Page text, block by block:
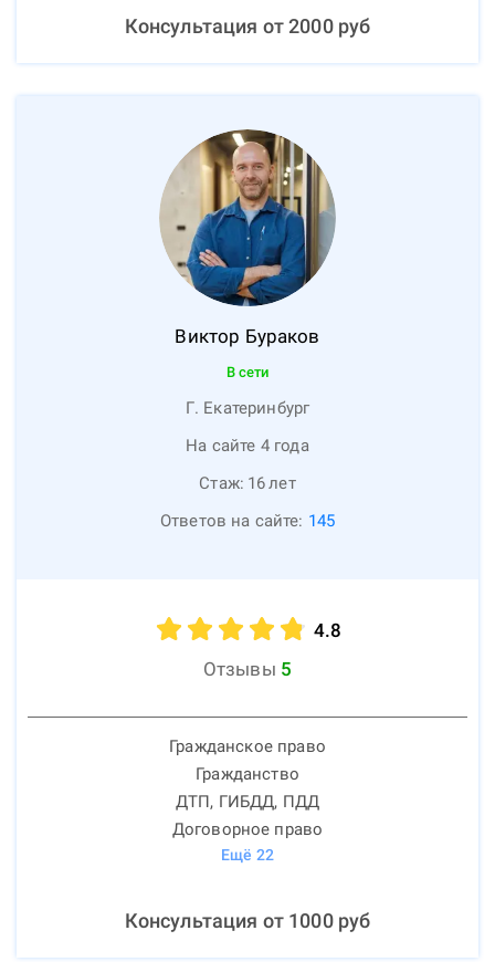
Консультация от2000руб
Виктор Бураков
В сети
Г. Екатеринбург
На сайте 4 года
Стаж: 16лет
Ответов на сайте: 145
4.8
Отзывы 5
Гражданское право
Гражданство
ДТП, ГИБДД, ПДД
Договорное право
Ещё 22
Консультация от 1000руб